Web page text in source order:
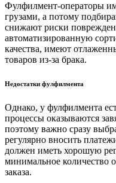
Фулфилмент-операторы
грузами, а потому
снижают риски
автоматизированную
качества, имеют
товаров из-за брака.
Недостатки фулфилмента
Однако, у фулфилмента
процессы оказываются
поэтому важно сразу
регулярно вносить
должен иметь хорошую
минимальное количество
заказа.